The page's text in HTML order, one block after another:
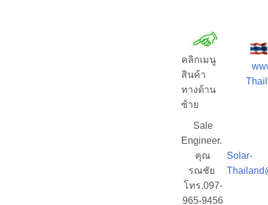
คลิกเมนู
สินค้า
ทางด้าน
ซ้าย
Sale
Engineer.
คุณ
รณชัย
โทร.097-
965-9456
Solar-